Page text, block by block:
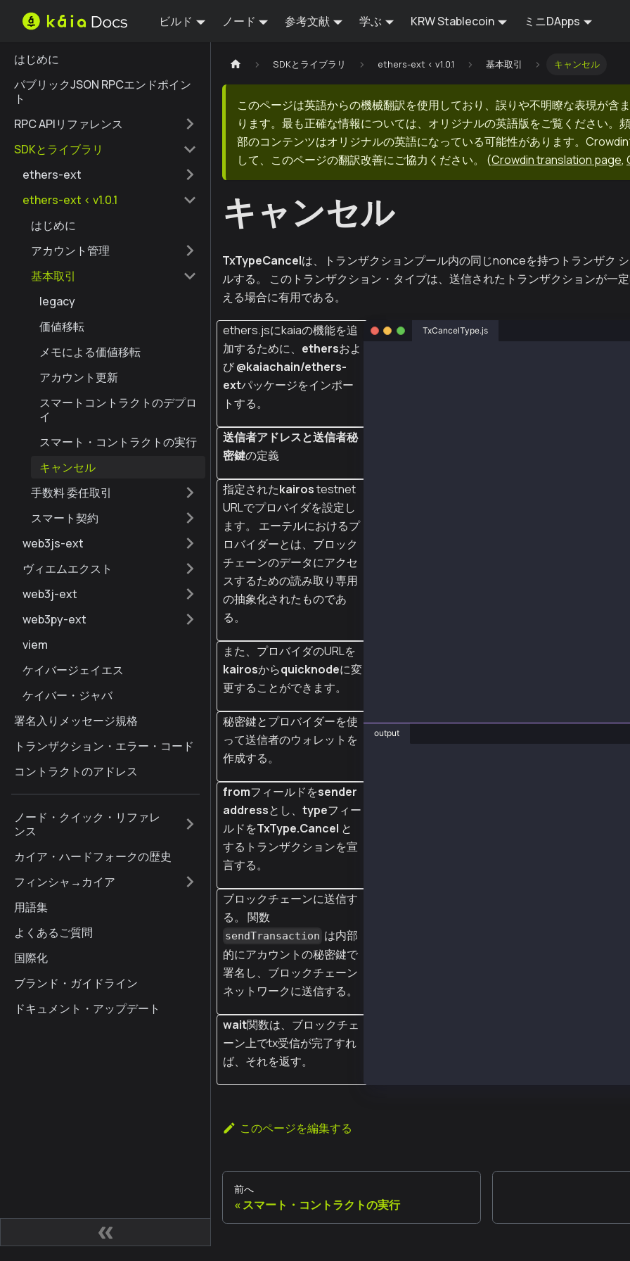
ビルド ノード 参考文献 学ぶ KRW Stablecoin ミニDApps
はじめに
パブリックJSON RPCエンドポイン
ト
RPC APIリファレンス
SDKとライブラリ
ethers-ext
ethers-ext < v1.0.1
はじめに
アカウント管理
基本取引
legacy
価値移転
メモによる価値移転
アカウント更新
スマートコントラクトのデプロ
イ
スマート・コントラクトの実行
キャンセル
手数料 委任取引
スマート契約
web3js-ext
ヴィエムエクスト
web3j-ext
web3py-ext
viem
ケイバージェイエス
ケイバー・ジャバ
署名入りメッセージ規格
トランザクション・エラー・コード
コントラクトのアドレス
ノード・クイック・リファレ
ンス
カイア・ハードフォークの歴史
フィンシャ→カイア
用語集
よくあるご質問
国際化
ブランド・ガイドライン
ドキュメント・アップデート
SDKとライブラリ ethers-ext < v1.0.1 基本取引 キャンセル
このページは英語からの機械翻訳を使用しており、誤りや不明瞭な表現が含
ります。最も正確な情報については、オリジナルの英語版をご覧ください。
部のコンテンツはオリジナルの英語になっている可能性があります。
して、このページの翻訳改善にご協力ください。
(Crowdin translation page,
キャンセル
TxTypeCancelは、トランザクションプール内の同じnonceを持つトランザク
ルする。 このトランザクション・タイプは、送信されたトランザクションが一
える場合に有用である。
ethers.jsにkaiaの機能を追
加するために、 ethersおよ
び@kaiachain/ethers-
extパッケージをインポー
トする。
送信者アドレスと送信者秘
密鍵の定義
指定されたkairostestnet
URLでプロバイダを設定し
ます。 エーテルにおけるプ
ロバイダーとは、ブロック
チェーンのデータにアクセ
スするための読み取り専用
の抽象化されたものであ
る。
また、プロバイダのURLを
kairosからquicknodeに変
更することができます。
秘密鍵とプロバイダーを使
って送信者のウォレットを
作成する。
fromフィールドをsender
addressとし、 typeフィー
ルドをTxType.Cancel と
するトランザクションを宣
言する。
ブロックチェーンに送信す
る。 関数
sendTransaction は内部
的にアカウントの秘密鍵で
署名し、ブロックチェーン
ネットワークに送信する。
wait関数は、ブロックチェ
ーン上でtx受信が完了すれ
ば、それを返す。
TxCancelType.js
output
このページを編集する
前へ
スマート・コントラクトの実行